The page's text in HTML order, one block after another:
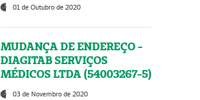
01 de Outubro de 2020
MUDANÇA DE ENDEREÇO -
DIAGITAB SERVIÇOS
MÉDICOS LTDA (54003267-5)
03 de Novembro de 2020